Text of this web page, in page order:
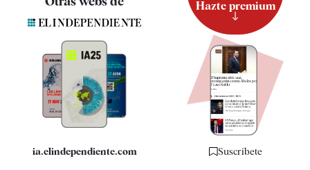
Quiénes somos
Especificaciones
ia.elindependiente.com
Hazte premium
Suscríbete